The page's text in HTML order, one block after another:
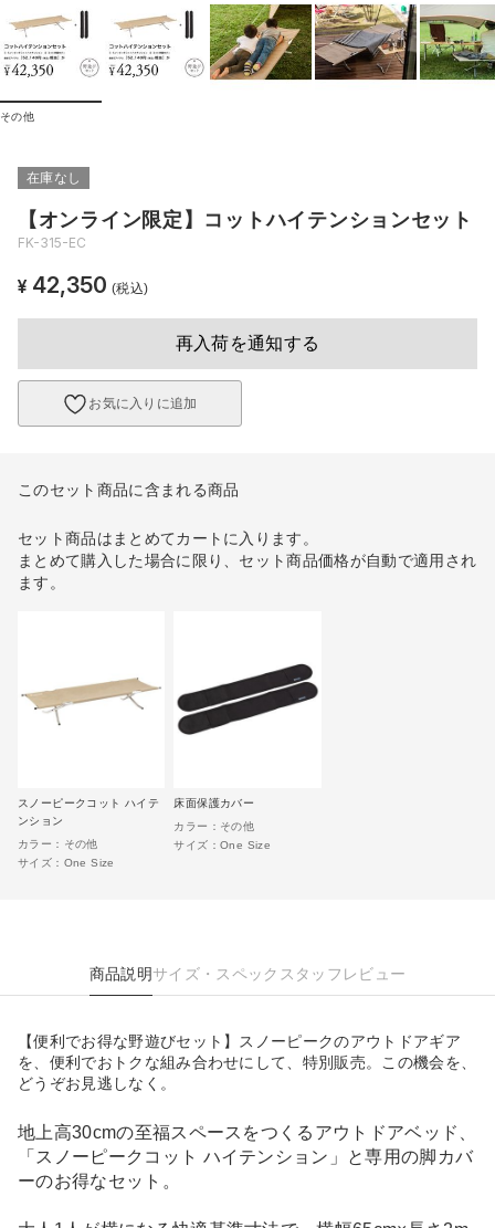
その他
在庫なし
【オンライン限定】コットハイテンションセット
FK-315-EC
¥ 42,350 (税込)
再入荷を通知する
お気に入りに追加
このセット商品に含まれる商品
セット商品はまとめてカートに入ります。
まとめて購入した場合に限り、セット商品価格が自動で適用され
ます。
スノーピークコット ハイテ
ンション
カラー： その他
サイズ： One Size
床面保護カバー
カラー： その他
サイズ： One Size
商品説明サイズ・スペック スタッフレビュー
【便利でお得な野遊びセット】スノーピークのアウトドアギア
を、便利でおトクな組み合わせにして、特別販売。この機会を、
どうぞお見逃しなく。
地上高30cmの至福スペースをつくるアウトドアベッド、
「スノーピークコット ハイテンション」と専用の脚カバ
ーのお得なセット。